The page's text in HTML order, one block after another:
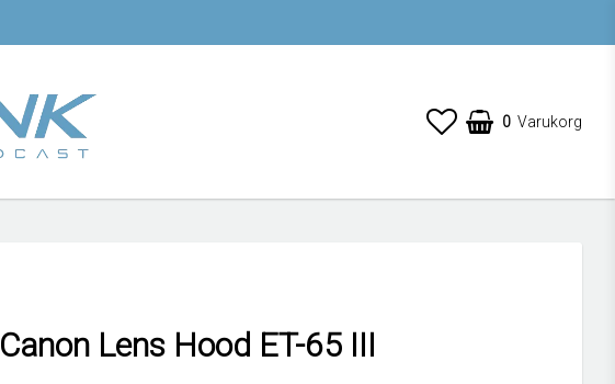
0 Varukorg
Canon Lens Hood ET-65 III